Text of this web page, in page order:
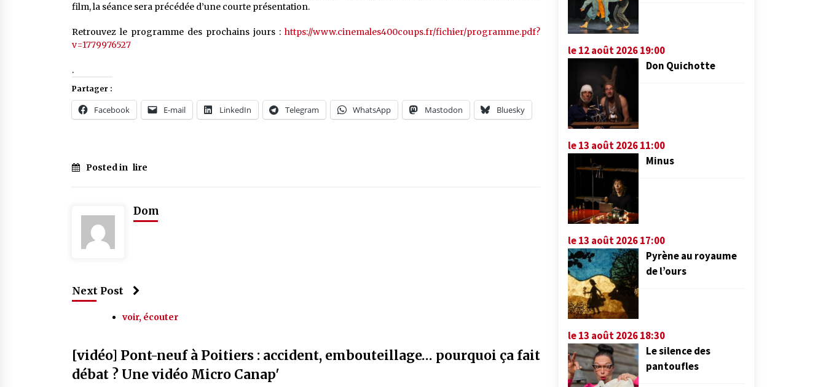
film, la séance sera précédée d’une courte présentation.
Retrouvez le programme des prochains jours : https://www.cinemales400coups.fr/fichier/programme.pdf?
v=1779976527
.
Partager :
Facebook E-mail LinkedIn Telegram WhatsApp Mastodon Bluesky
Posted in lire
Dom
Next Post
voir, écouter
[vidéo] Pont-neuf à Poitiers : accident, embouteillage… pourquoi ça fait
débat ? Une vidéo Micro Canap'
le 12 août 2026 19:00
Don Quichotte
le 13 août 2026 11:00
Minus
le 13 août 2026 17:00
Pyrène au royaume
de l’ours
le 13 août 2026 18:30
Le silence des
pantoufles